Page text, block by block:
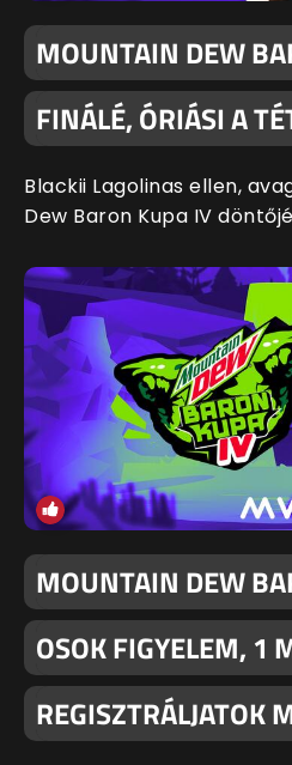
MOUNTAIN DEW
FINÁLÉ, ÓRIÁSI A
Blackii Lagolinas ellen,
Dew Baron Kupa IV
MOUNTAIN DEW
OSOK FIGYELEM, 1
REGISZTRÁLJATOK